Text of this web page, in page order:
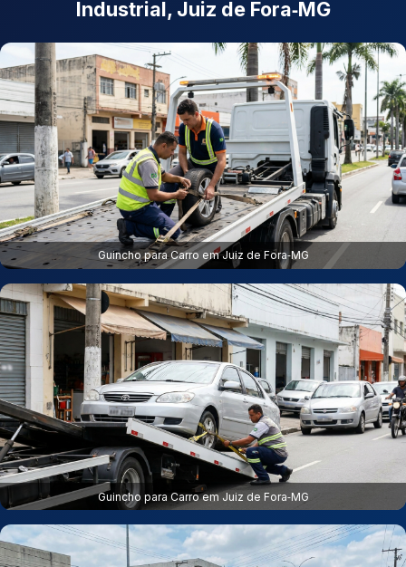
Industrial, Juiz de Fora‑MG
Guincho para Carro em Juiz de Fora‑MG
Guincho para Carro em Juiz de Fora‑MG